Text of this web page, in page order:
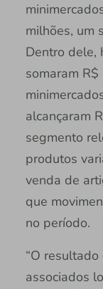
milhões, um
Dentro dele,
somaram
alcançaram
segmento
produtos
venda de
que
no período.
“O
associados